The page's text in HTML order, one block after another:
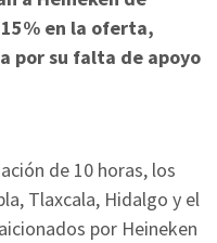
en la oferta,
por su falta de apoyo
de 10 horas, los
Tlaxcala, Hidalgo y el
por Heineken